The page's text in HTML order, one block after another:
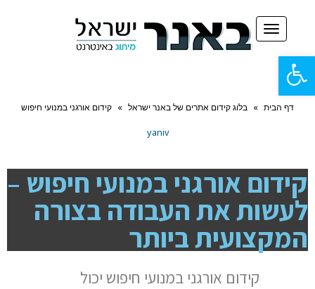
פתח
סרגל
נגישות
תפריט
דף הבית » בלוג קידום אתרים של באנר ישראל » קידום אורגני במנועי חיפוש
yaniv
קידום אורגני במנועי חיפוש –
לעשות את העבודה בצורה
המקצועית ביותר
קידום אורגני במנועי חיפוש יכול